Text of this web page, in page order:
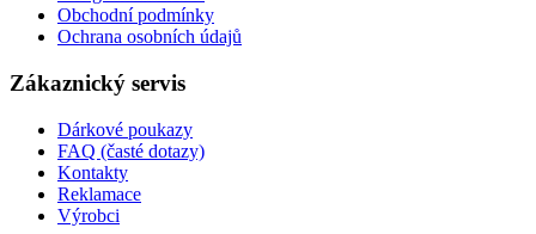
Obchodní podmínky
Ochrana osobních údajů
Zákaznický servis
Dárkové poukazy
FAQ (časté dotazy)
Kontakty
Reklamace
Výrobci